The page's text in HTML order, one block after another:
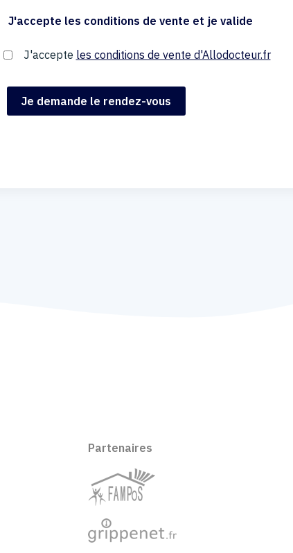
J'accepte les conditions de vente et je valide
J'accepte les conditions de vente d'Allodocteur.fr
Partenaires